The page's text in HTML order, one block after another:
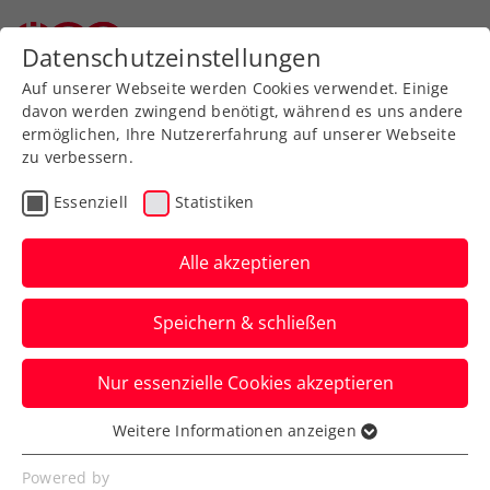
Zurück zur Newsübersicht
Turniere
Zwei, die
zusammengehören
Die Oberösterreichische Versicherung ist
erneut stolzer Partner des Upper Austria
Ladies Linz 2024.
Verfasst von: Presseaussendung / Redaktion, 14.12.2023
Datenschutzeinstellungen
Auf unserer Webseite werden Cookies verwendet. Einige
davon werden zwingend benötigt, während es uns andere
ermöglichen, Ihre Nutzererfahrung auf unserer Webseite
zu verbessern.
Essenziell Statistiken
Alle akzeptieren
Speichern & schließen
Nur essenzielle Cookies akzeptieren
Essenziell
Essenzielle Cookies werden für grundlegende
Weitere Informationen anzeigen
Powered by